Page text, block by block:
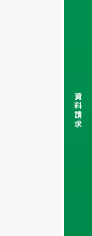
資
料
請
求